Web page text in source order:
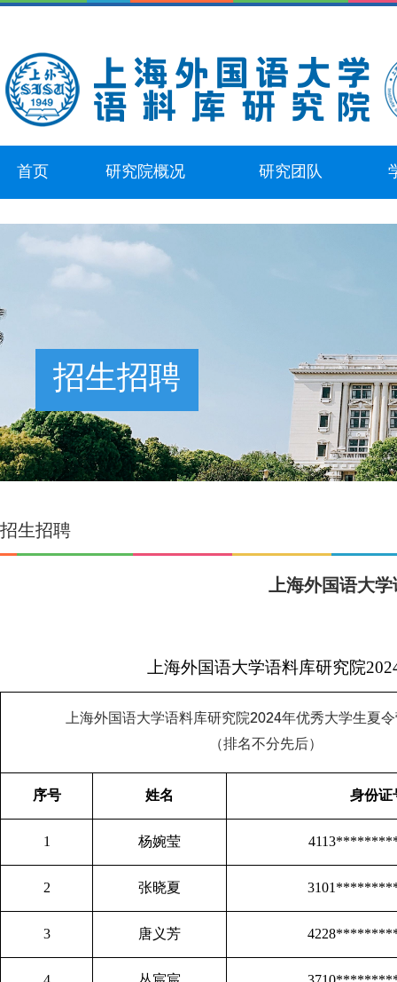
首页 研究院概况 研究团队
招生招聘
招生招聘
上海外国语大
上海外国语大学语料库研究院
上海外国语大学语料库研究院2024年优秀大学生夏
（排名不分先后）
序号 姓名 身份证
1 杨婉莹
2 张晓夏
3 唐义芳